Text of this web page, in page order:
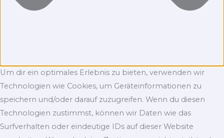
Um dir ein optimales Erlebnis zu bieten, verwenden wir
Technologien wie Cookies, um Geräteinformationen zu
speichern und/oder darauf zuzugreifen. Wenn du diesen
Technologien zustimmst, können wir Daten wie das
Surfverhalten oder eindeutige IDs auf dieser Website